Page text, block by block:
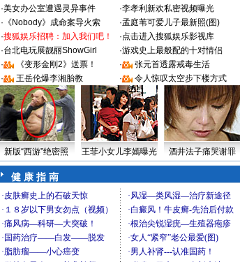
·美女办公室遭遇灵异事件 ·李孝利新欢私密视频曝光
· 《Nobody》成命案导火索 ·孟庭苇可爱儿子最新照(图)
·搜狐娱乐招聘：加入我们吧！ ·点击进入搜狐娱乐影视库
·台北电玩展靓丽ShowGirl ·游戏史上最般配的十对情侣
·
《变形金刚2》送票！ ·
张元首透露戒毒生活
·
王岳伦爆李湘胎教 · 令人惊叹太空步下楼方式
新版“西游”绝密照 王菲小女儿李嫣曝光 酒井法子痛哭谢罪
健 康 指 南